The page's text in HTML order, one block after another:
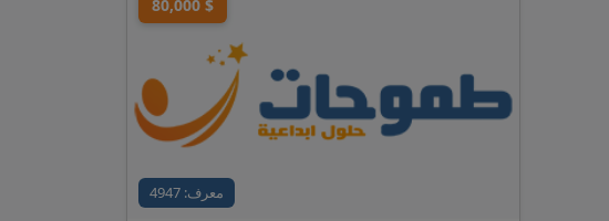
80,000 $
معرف: 4947